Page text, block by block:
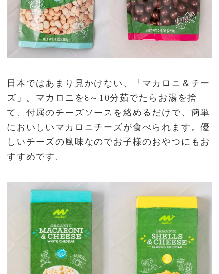
日本ではあまり見かけない、「マカロニ＆チー
ズ」。マカロニを8～10分茹でたらお湯を捨
て、付属のチーズソースを絡めるだけで、簡単
においしいマカロニチーズが食べられます。優
しいチーズの風味なのでお子様のおやつにもお
すすめです。